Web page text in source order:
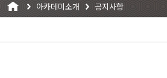
아카데미소개 공지사항